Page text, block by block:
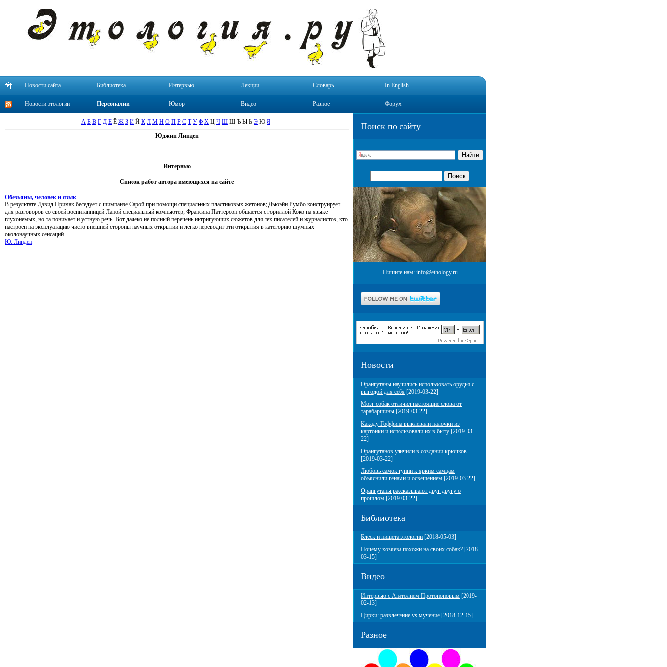
Новости сайта Библиотека Интервью Лекции Словарь In English
Новости этологии Персоналии Юмор Видео Разное Форум
Поиск по сайту
Пишите нам: info@ethology.ru
Новости
Орангутаны научились использовать орудия с
выгодой для себя [2019-03-22]
Мозг собак отличил настоящие слова от
тарабарщины [2019-03-22]
Какаду Гоффина выклевали палочки из
картонки и использовали их в быту [2019-03-
22]
Орангутанов уличили в создании крючков
[2019-03-22]
Любовь самок гуппи к ярким самцам
объяснили генами и освещением [2019-03-22]
Орангутаны рассказывают друг другу о
прошлом [2019-03-22]
Библиотека
Блеск и нищета этологии [2018-05-03]
Почему хозяева похожи на своих собак? [2018-
03-15]
Видео
Интервью с Анатолием Протопоповым [2019-
02-13]
Цирки: развлечение vs мучение [2018-12-15]
Разное
А Б В Г Д Е Ё Ж З И Й К Л М Н О П Р С Т У Ф Х Ц Ч Ш Щ Ъ Ы Ь Э Ю Я
Юджин Линден
Интервью
Список работ автора имеющихся на сайте
Обезьяны, человек и язык
В результате Дэвид Примак беседует с шимпанзе Сарой при помощи специальных пластиковых жетонов; Дьюэйн Румбо конструирует
для разговоров со своей воспитанницей Ланой специальный компьютер; Франсина Паттерсон общается с гориллой Коко на языке
глухонемых, но та понимает и устную речь. Вот далеко не полный перечень интригующих сюжетов для тех писателей и журналистов, кто
настроен на эксплуатацию чисто внешней стороны научных открытии и легко переводит эти открытия в категорию шумных
околонаучных сенсаций.
Ю. Линден